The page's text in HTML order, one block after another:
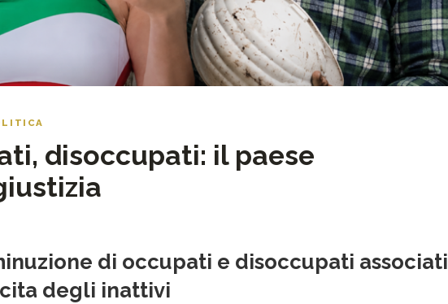
disoccupati: il paese
di occupati e disoccupati associati
degli inattivi